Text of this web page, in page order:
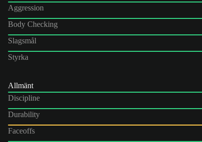
Aggression
Body Checking
Slagsmål
Styrka
Allmänt
Discipline
Durability
Faceoffs